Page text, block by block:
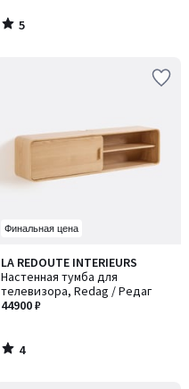
5
/
Финальная цена
LA REDOUTE INTERIEURS
Настенная тумба для
телевизора, Redag / Редаг
44900 ₽
4
/
5
4
/